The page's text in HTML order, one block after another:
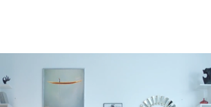
дизайн, Продакшн